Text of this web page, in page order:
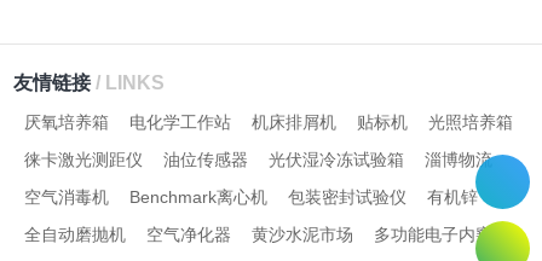
友情链接/ LINKS
厌氧培养箱 电化学工作站 机床排屑机 贴标机
光照培养箱
徕卡激光测距仪
油位传感器 光伏湿冷冻试验箱
淄博物流
空气消毒机
Benchmark离心机 包装密封试验仪
有机锌
全自动磨抛机
空气净化器 黄沙水泥市场
多功能电子内窥镜